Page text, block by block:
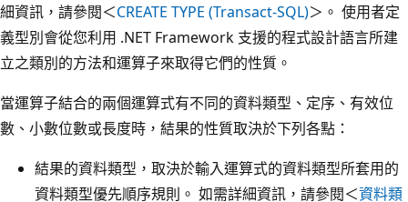
細資訊，請參閱＜CREATE TYPE (Transact-SQL)＞。 使用者定
義型別會從您利用 .NET Framework 支援的程式設計語言所建
立之類別的方法和運算子來取得它們的性質。
當運算子結合的兩個運算式有不同的資料類型、定序、有效位
數、小數位數或長度時，結果的性質取決於下列各點：
結果的資料類型，取決於輸入運算式的資料類型所套用的
資料類型優先順序規則。 如需詳細資訊，請參閱＜資料類